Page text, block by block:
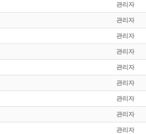
관리자
관리자
관리자
관리자
관리자
관리자
관리자
관리자
관리자